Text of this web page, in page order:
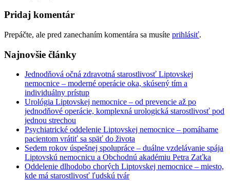
Pridaj komentár
Prepáčte, ale pred zanechaním komentára sa musíte prihlásiť.
Najnovšie články
Jednodňová očná zdravotná starostlivosť Liptovskej
nemocnice – moderné operácie oka, skúsený tím a
individuálny prístup
Urológia Liptovskej nemocnice – od prevencie až po
jednodňové operácie, komplexná urologická starostlivosť pod
jednou strechou
Psychiatrické oddelenie Liptovskej nemocnice – pomáhame
pacientom vrátiť sa späť do života
Sedem rokov úspešnej spolupráce – duálne vzdelávanie spája
Liptovskú nemocnicu a Obchodnú akadémiu Petra Zaťka
Oddelenie dlhodobo chorých Liptovskej nemocnice – miesto,
kde má starostlivosť ľudskú tvár